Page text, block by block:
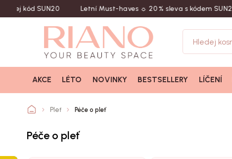
SUN20 Letní Must-haves ☼ 20 % sleva s kódem SUN20
AKCE LÉTO NOVINKY BESTSELLERY LÍČENÍ
Pleť Péče o pleť
Péče o pleť